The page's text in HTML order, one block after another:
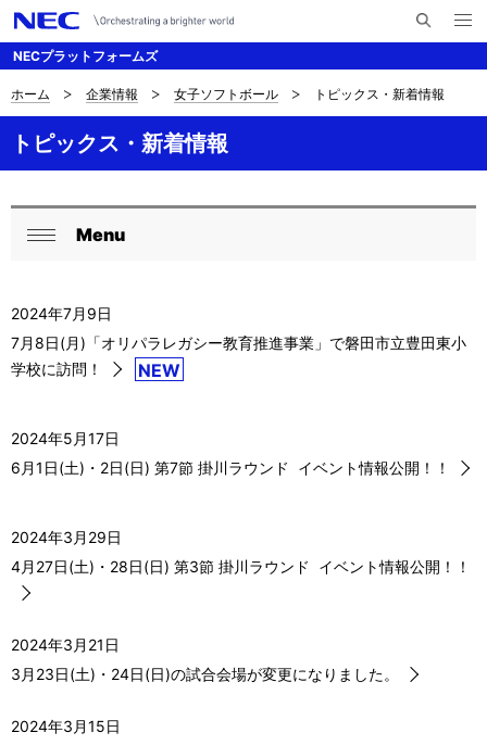
NECプラットフォームズ
メ
ニ
ナ
ビ
ゲ
ー
ン
サ
イ
現
在
位
ホーム 企業情報 女子ソフトボール トピックス・新着情報
トピックス・新着情報
ロ
カ
ル
ビ
ー
シ
ョ
ン
る
Menu
2024年7月9日
7月8日(月)「オリパラレガシー教育推進事業」で磐田市立豊田東小
学校に訪問！
NEW
2024年5月17日
6月1日(土)・2日(日) 第7節 掛川ラウンド イベント情報公開！！
2024年3月29日
4月27日(土)・28日(日) 第3節 掛川ラウンド イベント情報公開！！
2024年3月21日
3月23日(土)・24日(日)の試合会場が変更になりました。
2024年3月15日